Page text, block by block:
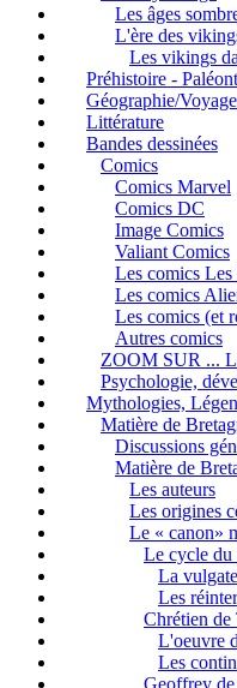
Les âges
L'ère des
Les vikings
Préhistoire -
Géographie/
Littérature
Bandes dessinées
Comics
Comics Marvel
Comics DC
Image Comics
Valiant Comics
Les comics
Les comics
Les comics (et
Autres comics
ZOOM SUR ...
Psychologie,
Mythologies,
Matière de
Discussions
Matière de
Les auteurs
Les origines
Le « canon»
Le cycle du
La vulgate
Les
Chrétien de
L'oeuvre
Les
Geoffrey